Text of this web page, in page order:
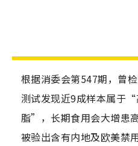
根据消委会第547期，曾
测试发现近9成样本属于
脂”，长期食用会大增患
被验出含有内地及欧美禁